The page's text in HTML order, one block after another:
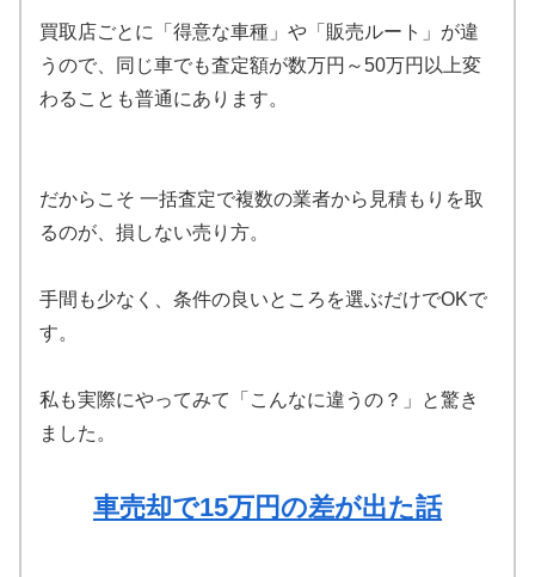
買取店ごとに「得意な車種」や「販売ルート」が違
うので、同じ車でも査定額が数万円～50万円以上変
わることも普通にあります。
だからこそ 一括査定で複数の業者から見積もりを取
るのが、損しない売り方。
手間も少なく、条件の良いところを選ぶだけでOKで
す。
私も実際にやってみて「こんなに違うの？」と驚き
ました。
車売却で15万円の差が出た話